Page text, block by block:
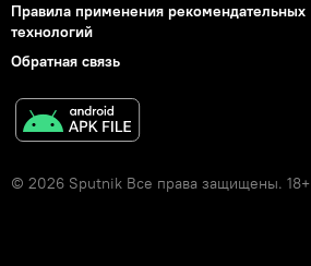
Правила применения рекомендательных
технологий
Обратная связь
© 2026 Sputnik Все права защищены. 18+